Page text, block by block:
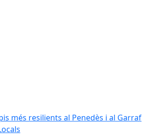
més resilients al Penedès i al Garraf